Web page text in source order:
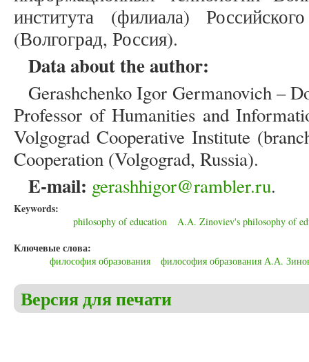
института (филиала)
(Волгоград, Россия).
Data about the author:
Gerashchenko Igor Germanovich –
Professor of Humanities and
Volgograd Cooperative Institute
Cooperation (Volgograd, Russia).
E-mail: gerashhigor@rambler.ru.
Keywords:
philosophy of education A.A. Zinoviev's philosophy of
Ключевые слова:
философия образования философия образования А.А.
Версия для печати